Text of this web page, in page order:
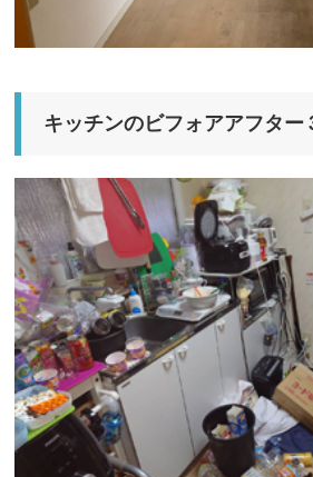
キッチンのビフォアアフター